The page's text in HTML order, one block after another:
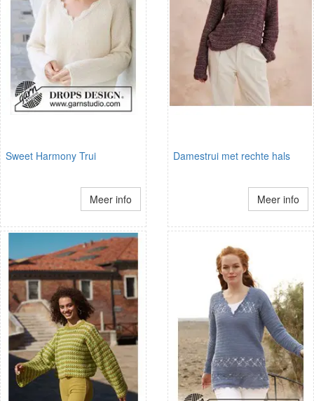
Sweet Harmony Trui
Meer info
Damestrui met rechte hals
Meer info